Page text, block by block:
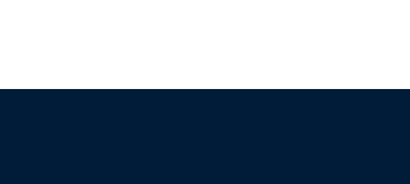
す
す
オ
オ